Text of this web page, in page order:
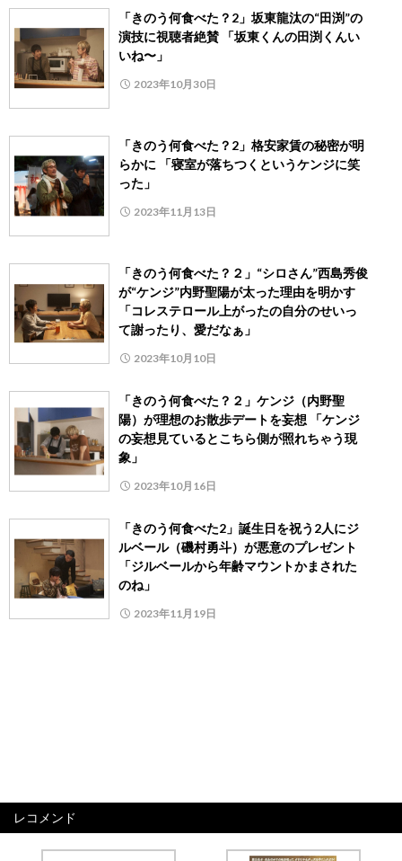
「きのう何食べた？2」坂東龍汰の“田渕”の
演技に視聴者絶賛 「坂東くんの田渕くんい
いね︎〜」
2023年10月30日
「きのう何食べた？2」格安家賃の秘密が明
らかに 「寝室が落ちつくというケンジに笑
った」
2023年11月13日
「きのう何食べた？２」“シロさん”西島秀俊
が“ケンジ”内野聖陽が太った理由を明かす
「コレステロール上がったの自分のせいっ
て謝ったり、愛だなぁ」
2023年10月10日
「きのう何食べた？２」ケンジ（内野聖
陽）が理想のお散歩デートを妄想 「ケンジ
の妄想見ているとこちら側が照れちゃう現
象」
2023年10月16日
「きのう何食べた2」誕生日を祝う2人にジ
ルベール（磯村勇斗）が悪意のプレゼント
「ジルベールから年齢マウントかまされた
のね」
2023年11月19日
レコメンド